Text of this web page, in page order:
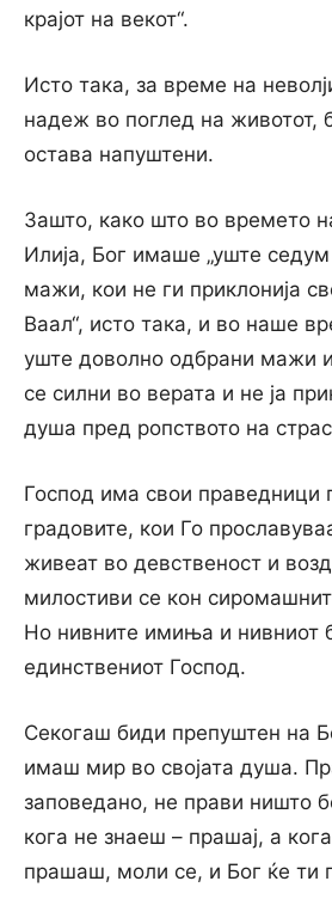
крајот на векот“.
Исто така, за време на
надеж во поглед на животот,
остава напуштени.
Зашто, како што во времето
Илија, Бог имаше „уште
мажи, кои не ги приклонија
Ваал“, исто така, и во наше
уште доволно одбрани мажи и
се силни во верата и не ја
душа пред ропството на
Господ има свои праведници
градовите, кои Го
живеат во девственост и
милостиви се кон
Но нивните имиња и нивниот
единствениот Господ.
Секогаш биди препуштен на
имаш мир во својата душа.
заповедано, не прави ништо
кога не знаеш – прашај, а
прашаш, моли се, и Бог ќе ти